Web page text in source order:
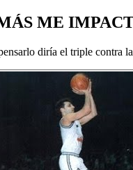
ME
diría el triple contra